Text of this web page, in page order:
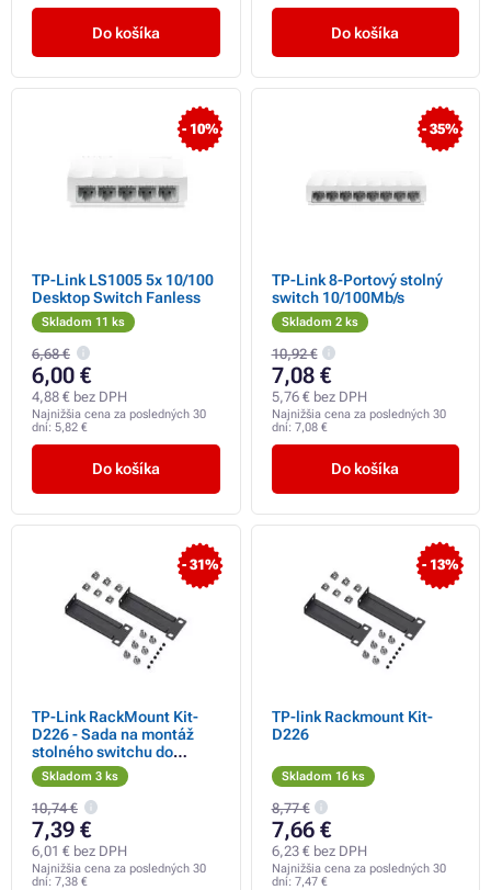
Do košíka Do košíka
- 10%
TP-Link LS1005 5x 10/100
Desktop Switch Fanless
Skladom 11 ks
6,68 €
6,00 €
4,88 € bez DPH
Najnižšia cena za posledných 30
dní: 5,82 €
Do košíka
- 35%
TP-Link 8-Portový stolný
switch 10/100Mb/s
Skladom 2 ks
10,92 €
7,08 €
5,76 € bez DPH
Najnižšia cena za posledných 30
dní: 7,08 €
Do košíka
- 31%
TP-Link RackMount Kit-
D226 - Sada na montáž
stolného switchu do
stojana
Skladom 3 ks
10,74 €
7,39 €
6,01 € bez DPH
Najnižšia cena za posledných 30
dní: 7,38 €
- 13%
TP-link Rackmount Kit-
D226
Skladom 16 ks
8,77 €
7,66 €
6,23 € bez DPH
Najnižšia cena za posledných 30
dní: 7,47 €